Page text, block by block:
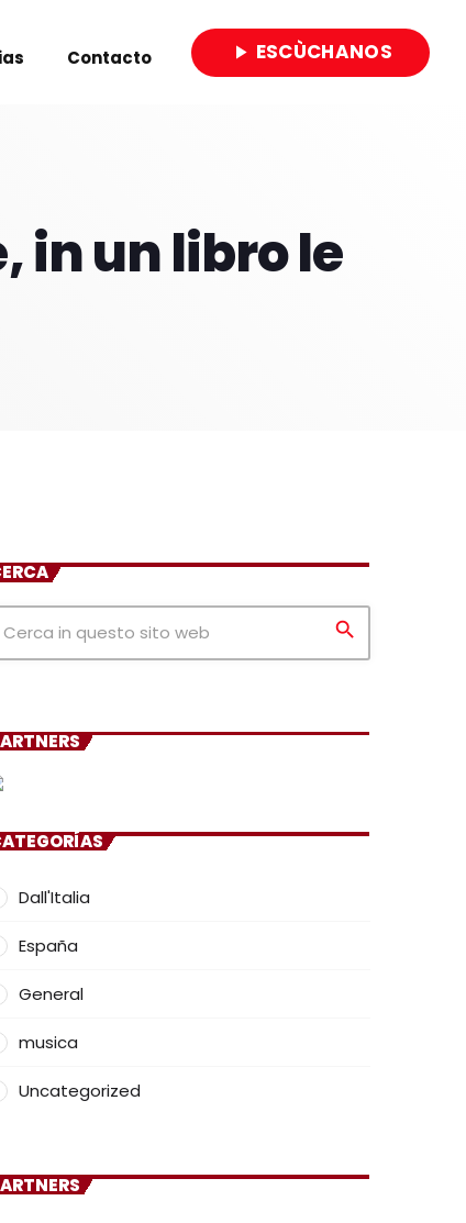
Contacto play_arrow ESCÙCHANOS
in un libro le
search
Dall'Italia
España
General
musica
Uncategorized